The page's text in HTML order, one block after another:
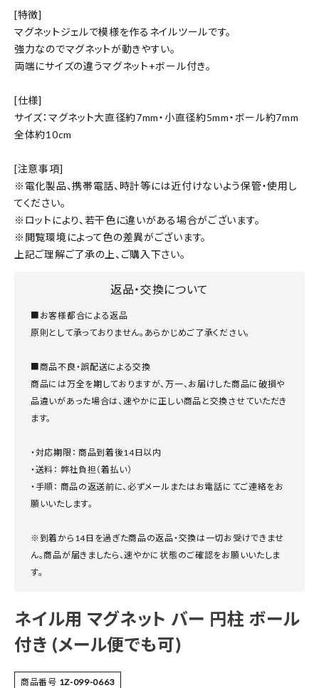
[特徴]
マグネットジェルで模様を作るネイルツールです。
強力なのでマグネットが動きやすい。
両端にサイズの違うマグネット+ボール付き。
[仕様]
サイズ：マグネット大直径約7mm・小直径約5mm・ボール約7mm
全体約10cm
[注意事項]
※電化製品、携帯電話、時計等には近付けないよう保管・使用し
てください。
※ロットにより、若干色に違いがある場合がございます。
※閲覧環境によって色の差異がございます。
上記ご理解ご了承の上、ご購入下さい。
返品・交換について
■お客様都合による返品
原則として承っておりません。あらかじめご了承ください。
■商品不良・誤配送による交換
商品には万全を期しておりますが、万一、お届けした商品に破損や
品違いがあった場合は、速やかに正しい商品と交換させていただき
ます。
・対応期限： 商品到着後14日以内
・送料： 弊社負担（着払い）
・手順： 商品の返送前に、必ずメールまたはお電話にてご連絡をお
願いいたします。
※到着から14日を過ぎた商品の返品・交換は一切お受けできませ
ん。商品が届きましたら、速やかに状態のご確認をお願いいたしま
す。
ネイル用 マグネット バー 円柱 ボール
付き (メール便でも可)
商品番号 1Z-099-0663